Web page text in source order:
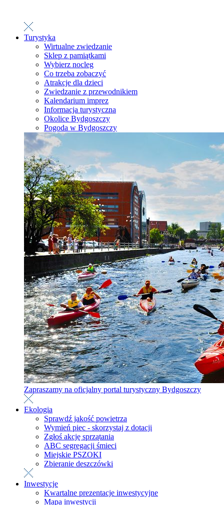
Turystyka
Wirtualne zwiedzanie
Sklep z pamiątkami
Wybierz nocleg
Co trzeba zobaczyć
Atrakcje dla dzieci
Zwiedzanie z przewodnikiem
Kalendarium imprez
Informacja turystyczna
Okolice Bydgoszczy
Pogoda w Bydgoszczy
Zapraszamy na oficjalny portal turystyczny Bydgoszczy
Ekologia
Sprawdź jakość powietrza
Wymień piec - skorzystaj z dotacji
Zgłoś akcję sprzątania
ABC segregacji śmieci
Miejskie PSZOKI
Zbieranie deszczówki
Inwestycje
Kwartalne prezentacje inwestycyjne
Mapa inwestycji